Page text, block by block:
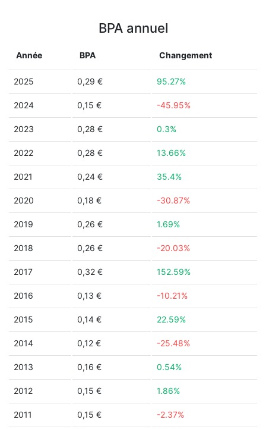
BPA annuel
Année BPA Changement
2025 0,29 € 95.27%
2024 0,15 € -45.95%
2023 0,28 € 0.3%
2022 0,28 € 13.66%
2021 0,24 € 35.4%
2020 0,18 € -30.87%
2019 0,26 € 1.69%
2018 0,26 € -20.03%
2017 0,32 € 152.59%
2016 0,13 € -10.21%
2015 0,14 € 22.59%
2014 0,12 € -25.48%
2013 0,16 € 0.54%
2012 0,15 € 1.86%
2011 0,15 € -2.37%